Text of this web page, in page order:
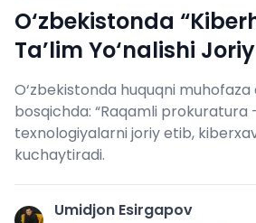
O‘zbekistonda
Ta’lim Yo‘nalishi
O‘zbekistonda huquqni muhofaza
bosqichda: “Raqamli prokuratura
texnologiyalarni joriy etib,
kuchaytiradi.
Umidjon Esirgapov